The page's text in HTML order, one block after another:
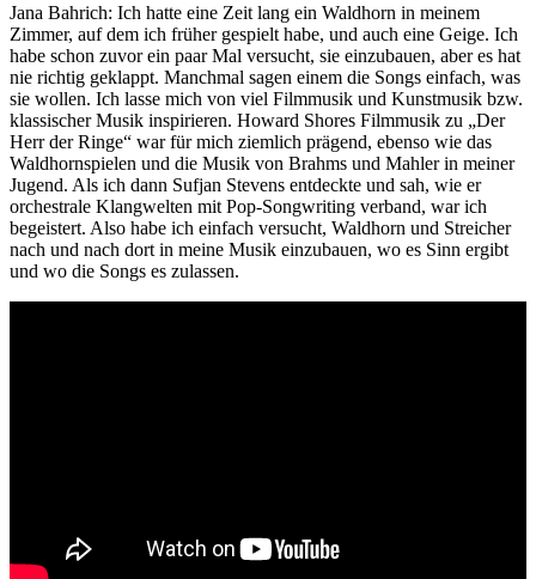
Jana Bahrich: Ich hatte eine Zeit lang ein Waldhorn in meinem
Zimmer, auf dem ich früher gespielt habe, und auch eine Geige. Ich
habe schon zuvor ein paar Mal versucht, sie einzubauen, aber es hat
nie richtig geklappt. Manchmal sagen einem die Songs einfach, was
sie wollen. Ich lasse mich von viel Filmmusik und Kunstmusik bzw.
klassischer Musik inspirieren. Howard Shores Filmmusik zu „Der
Herr der Ringe“ war für mich ziemlich prägend, ebenso wie das
Waldhornspielen und die Musik von Brahms und Mahler in meiner
Jugend. Als ich dann Sufjan Stevens entdeckte und sah, wie er
orchestrale Klangwelten mit Pop-Songwriting verband, war ich
begeistert. Also habe ich einfach versucht, Waldhorn und Streicher
nach und nach dort in meine Musik einzubauen, wo es Sinn ergibt
und wo die Songs es zulassen.